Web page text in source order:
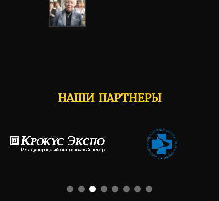
НАШИ ПАРТНЕРЫ